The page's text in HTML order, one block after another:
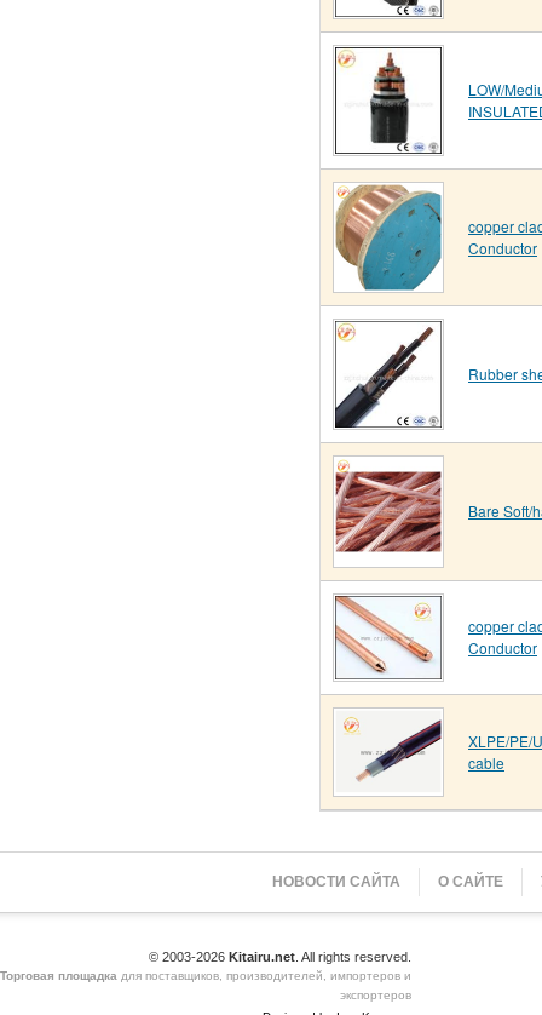
LOW/
copper
Conductor
Rubber
Bare Soft/
copper
Conductor
XLPE/PE/
cable
НОВОСТИ САЙТА О САЙТЕ
© 2003-2026 Kitairu.net . All rights reserved.
Торговая площадка для поставщиков, производителей, импортеров и
экспортеров